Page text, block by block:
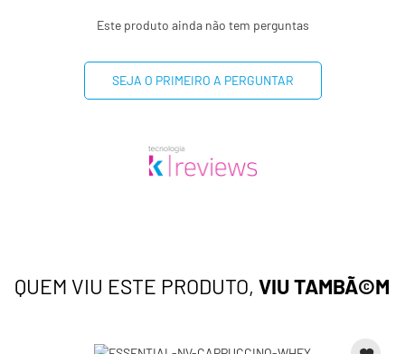
Este produto ainda não tem perguntas
SEJA O PRIMEIRO A PERGUNTAR
QUEM VIU ESTE PRODUTO, VIU TAMBÃ©M